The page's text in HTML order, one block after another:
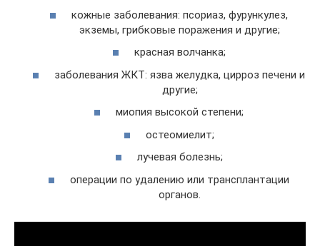
кожные заболевания: псориаз, фурункулез,
экземы, грибковые поражения и другие;
красная волчанка;
заболевания ЖКТ: язва желудка, цирроз печени и
другие;
миопия высокой степени;
остеомиелит;
лучевая болезнь;
операции по удалению или трансплантации
органов.